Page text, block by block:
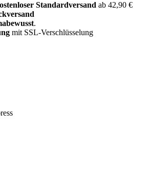
Standardversand ab 42,90 €
.
mit SSL-Verschlüsselung